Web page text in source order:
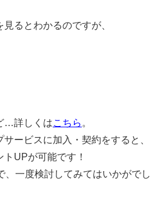
るとわかるのですが、
…詳しくはこちら 。
ービスに加入・契約をすると、
UPが可能です！
、一度検討してみてはいかがでし